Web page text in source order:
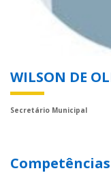
WILSON DE
Secretário Municipal
Competências